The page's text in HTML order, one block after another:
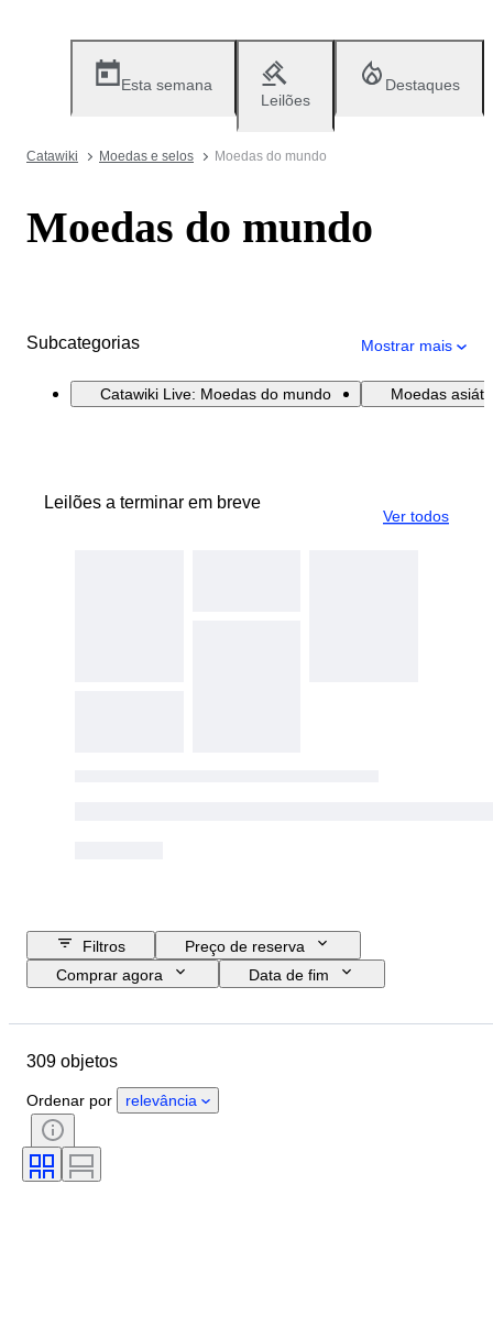
Esta semana
Leilões
Destaques
Catawiki Moedas e selos Moedas do mundo
Moedas do mundo
Subcategorias Mostrar mais
Catawiki Live: Moedas do mundo Moedas
Leilões a terminar em breve
Ver todos
Filtros
Preço de reserva
Comprar agora
Data de fim
Material
Certificação
Era
Tipo de moeda
Governante/era
309 objetos
Ordenar por relevância